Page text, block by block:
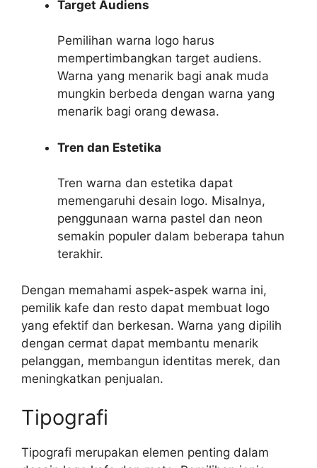
Target Audiens
Pemilihan warna logo harus
mempertimbangkan target audiens.
Warna yang menarik bagi anak muda
mungkin berbeda dengan warna yang
menarik bagi orang dewasa.
Tren dan Estetika
Tren warna dan estetika dapat
memengaruhi desain logo. Misalnya,
penggunaan warna pastel dan neon
semakin populer dalam beberapa tahun
terakhir.
Dengan memahami aspek-aspek warna ini,
pemilik kafe dan resto dapat membuat logo
yang efektif dan berkesan. Warna yang dipilih
dengan cermat dapat membantu menarik
pelanggan, membangun identitas merek, dan
meningkatkan penjualan.
Tipografi
Tipografi merupakan elemen penting dalam